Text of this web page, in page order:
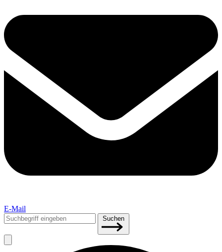
E-Mail
Suchen
nach:
Suchen